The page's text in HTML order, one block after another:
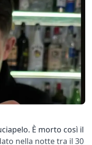
È morto così il
nella notte tra il 30